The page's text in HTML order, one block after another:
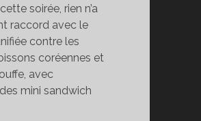
soirée, rien n’a
raccord avec le
contre les
coréennes et
avec
mini sandwich